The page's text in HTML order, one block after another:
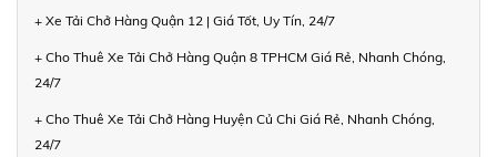
+ Xe Tải Chở Hàng Quận 12 | Giá Tốt, Uy Tín, 24/7
+ Cho Thuê Xe Tải Chở Hàng Quận 8 TPHCM Giá Rẻ, Nhanh Chóng,
24/7
+ Cho Thuê Xe Tải Chở Hàng Huyện Củ Chi Giá Rẻ, Nhanh Chóng,
24/7